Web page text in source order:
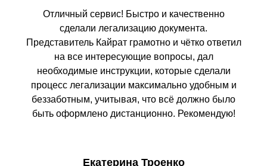
Отличный сервис! Быстро и качественно
сделали легализацию документа.
Представитель Кайрат грамотно и чётко ответил
на все интересующие вопросы, дал
необходимые инструкции, которые сделали
процесс легализации максимально удобным и
беззаботным, учитывая, что всё должно было
быть оформлено дистанционно. Рекомендую!
Екатерина Троенко